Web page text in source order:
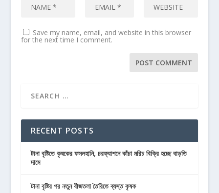
Save my name, email, and website in this browser
for the next time I comment.
RECENT POSTS
টানা বৃষ্টিতে কৃষকের ফসলহানি, চরফ্যাশনে কাঁচা মরিচ বিক্রি হচ্ছে বাড়তি
দামে
টানা বৃষ্টির পর নতুন বীজতলা তৈরিতে ব্যস্ত কৃষক